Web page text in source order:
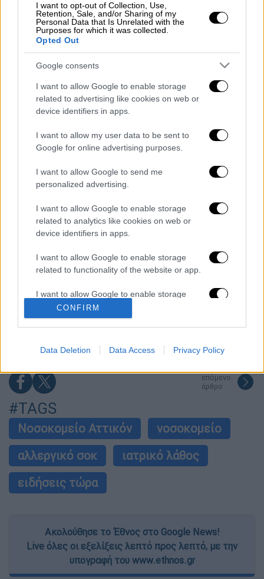
I want to opt-out of Collection, Use,
Retention, Sale, and/or Sharing of my
Personal Data that Is Unrelated with the
Purposes for which it was collected.
Opted Out
Google consents
I want to allow Google to enable storage
related to advertising like cookies on web or
device identifiers in apps.
I want to allow my user data to be sent to
Google for online advertising purposes.
I want to allow Google to send me
personalized advertising.
I want to allow Google to enable storage
related to analytics like cookies on web or
device identifiers in apps.
I want to allow Google to enable storage
related to functionality of the website or app.
I want to allow Google to enable storage
related to personalization.
I want to allow Google to enable storage
functionality and fraud prevention, and other
CONFIRM
Data Deletion Data Access Privacy Policy
φαρμακευτική αγωγή και η ασθενής
παρουσίασεαλλεργική αντίδραση
, η οποία
αντιμετωπίστηκε άμεσα, επιτυχώς και χωρίς
καμία επίπτωση για την υγεία της.
Για το συμβάν αυτό η Διοίκηση έχει διατάξει
ήδη τηδιενέργεια ΕΔΕγια τη διερεύνηση
των συνθηκών του συμβάντος.
Διαβάστε ακόμη
σημαίνει η νίκη του Αμπντούλ Ελ-Σαγέντ
για τους Δημοκρατικούς
O στρατηγός ήταν σχιζοφρενής, εμμονικός,
πλησίαζε τα 75 όταν τον αντάμωσε η δόξα –
Εκείνος που άλλαξε την πορεία της
Ιστορίας!
Πώς πνίγηκε το 4χρονο παιδί σε πισίνα
στην Πάρο: Οι γονείς ήταν στη θάλασσα, ο
μπάρμαν έπεσε να το σώσει
Εκρηκτικό κοκτέιλ ζέστης και ισχυρών
ανέμων σήμερα: Σε κατάσταση Red Code η
Αττική και άλλες 5 περιοχές
επόμενο
άρθρο
#TAGS
Νοσοκομείο Αττικόν
νοσοκομείο
αλλεργικό σοκ
ιατρικό λάθος
ειδήσεις τώρα
Ακολούθησε το Έθνος στο Google News!
Live όλες οι εξελίξεις λεπτό προς λεπτό, με την
υπογραφή του www.ethnos.gr